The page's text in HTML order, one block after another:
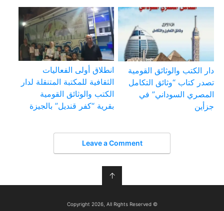
دار الكتب والوثائق القومية
تصدر كتاب “وثائق التكامل
المصري السوداني” في
جزأين
انطلاق أولى الفعاليات
الثقافية للمكتبة المتنقلة لدار
الكتب والوثائق القومية
بقرية “كفر قنديل” بالجيزة
Leave a Comment
↑
© Copyright 2026, All Rights Reserved